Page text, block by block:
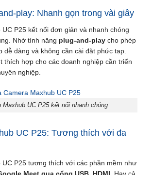
play: Nhanh gọn trong vài giây
P25 kết nối đơn giản và nhanh chóng
Nhờ tính năng plug-and-play cho phép
dễ dàng và không cần cài đặt phức tạp.
thích hợp cho các doanh nghiệp cần triển
nghiệp.
Maxhub UC P25 kết nối nhanh chóng
UC P25: Tương thích với đa
UC P25 tương thích với các phần mềm như